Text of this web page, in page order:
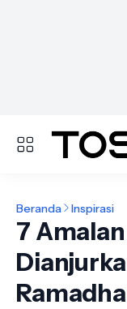
Beranda Inspirasi
7